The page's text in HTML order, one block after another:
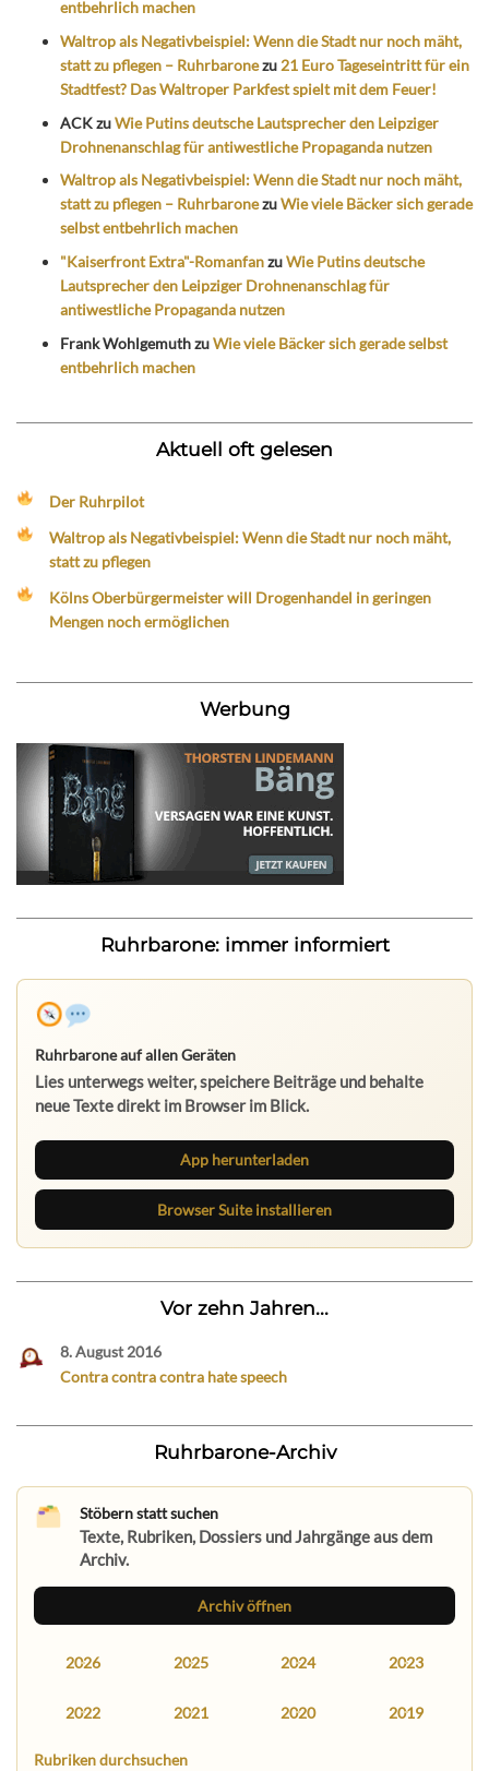
entbehrlich machen
Waltrop als Negativbeispiel: Wenn die Stadt nur noch mäht,
statt zu pflegen – Ruhrbaronezu 21 Euro Tageseintritt für ein
Stadtfest? Das Waltroper Parkfest spielt mit dem Feuer!
ACKzuWie Putins deutsche Lautsprecher den Leipziger
Drohnenanschlag für antiwestliche Propaganda nutzen
Waltrop als Negativbeispiel: Wenn die Stadt nur noch mäht,
statt zu pflegen – RuhrbaronezuWie viele Bäcker sich gerade
selbst entbehrlich machen
"Kaiserfront Extra"-RomanfanzuWie Putins deutsche
Lautsprecher den Leipziger Drohnenanschlag für
antiwestliche Propaganda nutzen
Frank WohlgemuthzuWie viele Bäcker sich gerade selbst
entbehrlich machen
Aktuell oft gelesen
Der Ruhrpilot
Waltrop als Negativbeispiel: Wenn die Stadt nur noch mäht,
statt zu pflegen
Kölns Oberbürgermeister will Drogenhandel in geringen
Mengen noch ermöglichen
Werbung
Ruhrbarone: immer informiert
Ruhrbarone auf allen Geräten
Lies unterwegs weiter, speichere Beiträge und behalte
neue Texte direkt im Browser im Blick.
App herunterladen
Browser Suite installieren
Vor zehn Jahren...
8. August 2016
Contra contra contra hate speech
Ruhrbarone-Archiv
Stöbern statt suchen
Texte, Rubriken, Dossiers und Jahrgänge aus dem
Archiv.
Archiv öffnen
2026 2025 2024 2023
2022 2021 2020 2019
Rubriken durchsuchen